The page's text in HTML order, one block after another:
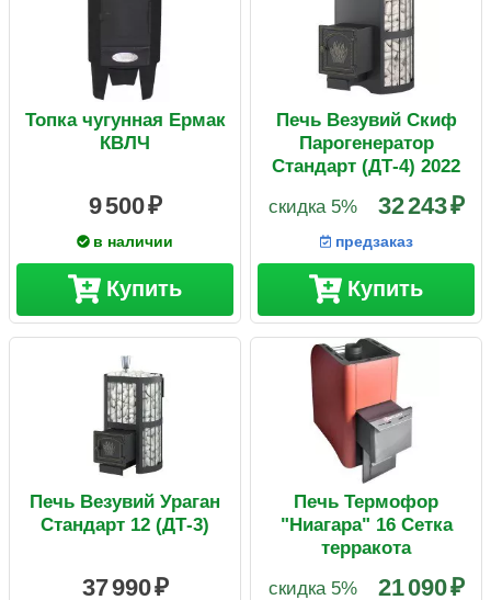
Топка чугунная Ермак
КВЛЧ
9 500
в наличии
Купить
Печь Везувий Скиф
Парогенератор
Стандарт (ДТ-4) 2022
32 243
скидка 5%
предзаказ
Купить
Печь Везувий Ураган
Стандарт 12 (ДТ-3)
37 990
Печь Термофор
"Ниагара" 16 Сетка
терракота
21 090
скидка 5%